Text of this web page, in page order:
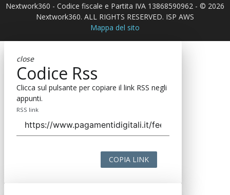
Nextwork360 - Codice fiscale e Partita IVA 13868590962 - © 2026
Nextwork360. ALL RIGHTS RESERVED. ISP AWS
Mappa del sito
close
Codice Rss
Clicca sul pulsante per copiare il link RSS negli
appunti.
RSS link
COPIA LINK